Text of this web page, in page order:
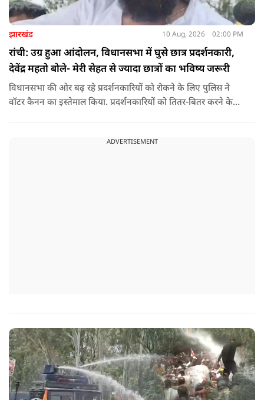
झारखंड 10 Aug, 2026 02:00 PM
रांची: उग्र हुआ आंदोलन, विधानसभा में घुसे छात्र प्रदर्शनकारी,
देवेंद्र महतो बोले- मेरी सेहत से ज्यादा छात्रों का भविष्य जरूरी
विधानसभा की ओर बढ़ रहे प्रदर्शनकारियों को रोकने के लिए पुलिस ने
वॉटर कैनन का इस्तेमाल किया. प्रदर्शनकारियों को तितर-बितर करने के
ADVERTISEMENT